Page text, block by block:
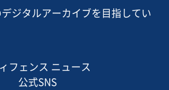
ジタルアーカイブを目指してい
フェンス ニュース
公式SNS